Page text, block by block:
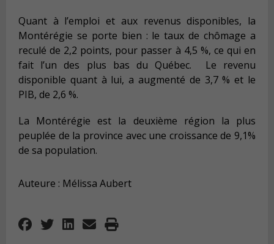
Quant à l’emploi et aux revenus disponibles, la
Montérégie se porte bien : le taux de chômage a
reculé de 2,2 points, pour passer à 4,5 %, ce qui en
fait l’un des plus bas du Québec. Le revenu
disponible quant à lui, a augmenté de 3,7 % et le
PIB, de 2,6 %.
La Montérégie est la deuxième région la plus
peuplée de la province avec une croissance de 9,1%
de sa population.
Auteure : Mélissa Aubert